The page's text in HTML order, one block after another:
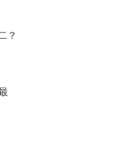
？